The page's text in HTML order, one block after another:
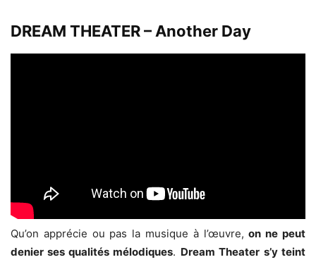
DREAM THEATER – Another Day
Qu’on apprécie ou pas la musique à l’œuvre,on ne peut
denier ses qualités mélodiques. Dream Theater s’y teint